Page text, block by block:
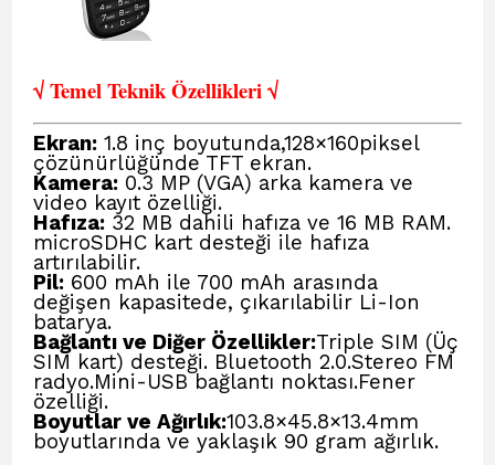
√ Temel Teknik Özellikleri √
Ekran: 1.8 inç boyutunda,128×160piksel
çözünürlüğünde TFT ekran.
Kamera: 0.3 MP (VGA) arka kamera ve
video kayıt özelliği.
Hafıza: 32 MB dahili hafıza ve 16 MB RAM.
microSDHC kart desteği ile hafıza
artırılabilir.
Pil: 600 mAh ile 700 mAh arasında
değişen kapasitede, çıkarılabilir Li-Ion
batarya.
Bağlantı ve Diğer Özellikler:Triple SIM (Üç
SIM kart) desteği. Bluetooth 2.0.Stereo FM
radyo.Mini-USB bağlantı noktası.Fener
özelliği.
Boyutlar ve Ağırlık:103.8×45.8×13.4mm
boyutlarında ve yaklaşık 90 gram ağırlık.